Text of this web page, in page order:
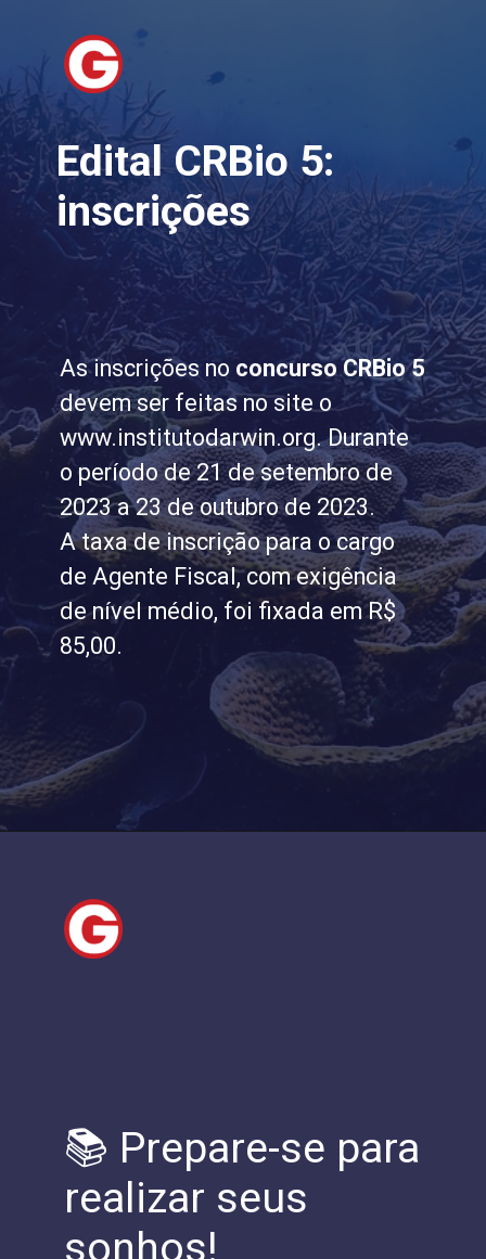
Edital CRBio 5:
inscrições
As inscrições no concurso CRBio 5
devem ser feitas no site o
www.institutodarwin.org. Durante
o período de 21 de setembro de
2023 a 23 de outubro de 2023.
A taxa de inscrição para o cargo
de Agente Fiscal, com exigência
de nível médio, foi fixada em R$
85,00.
📚 Prepare-se para
realizar seus
sonhos!